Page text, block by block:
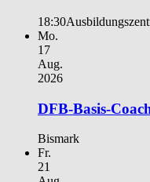
18:30
Mo.
17
Aug.
2026
DFB-Basis-
Bismark
Fr.
21